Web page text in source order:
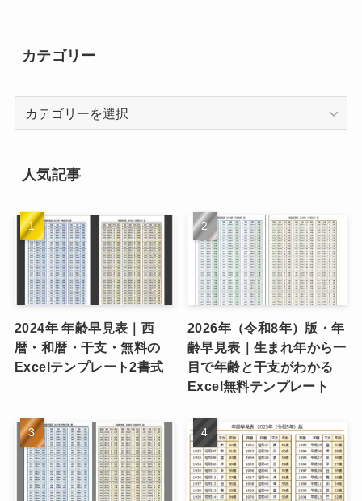
カテゴリー
ー
人気記事
2024年 年齢早見表｜西
暦・和暦・干支・無料の
Excelテンプレート2書式
2026年（令和8年）版・年
齢早見表｜生まれ年から一
目で年齢と干支がわかる
Excel無料テンプレート